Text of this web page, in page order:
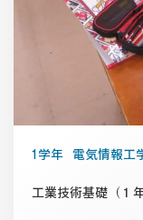
1学年 電気情報工
工業技術基礎（１年